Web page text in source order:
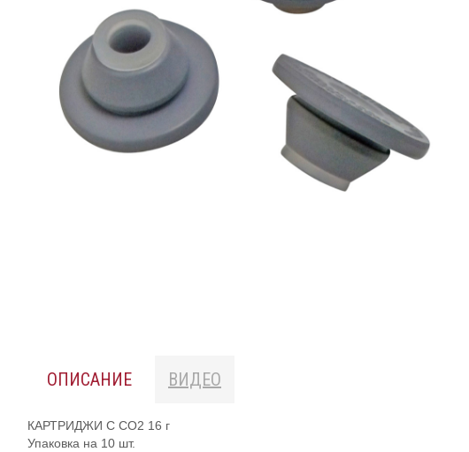
ОПИСАНИЕ ВИДЕО
КАРТРИДЖИ С CO2 16 г
Упаковка на 10 шт.